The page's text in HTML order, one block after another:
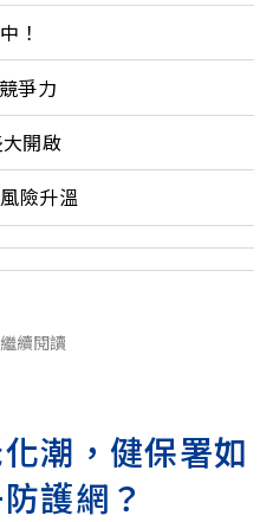
！
爭力
開啟
險升溫
續閱讀
潮，健保署如
護網？